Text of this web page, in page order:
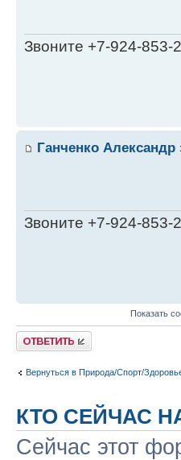
Звоните +7-924-853-
Ганченко Александр
Звоните +7-924-853-
Показать
Ответить
Вернуться в Природа/Спорт/
КТО СЕЙЧАС
Сейчас этот